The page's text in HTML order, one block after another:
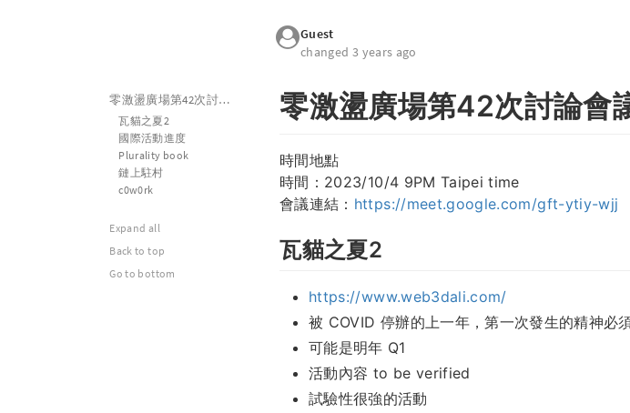
Guest
changed 3 years ago
零激盪廣場第42次討論會
時間地點
時間：2023/10/4 9PM Taipei time
會議連結： https://meet.google.com/gft-ytiy-wjj
瓦貓之夏2
https://www.web3dali.com/
被 COVID 停辦的上一年，第一次發生的精神必
可能是明年 Q1
活動內容 to be verified
試驗性很強的活動
零激盪廣場第42次討論會議
瓦貓之夏2
國際活動進度
Plurality book
鏈上駐村
c0w0rk
Expand all
Back to top
Go to bottom